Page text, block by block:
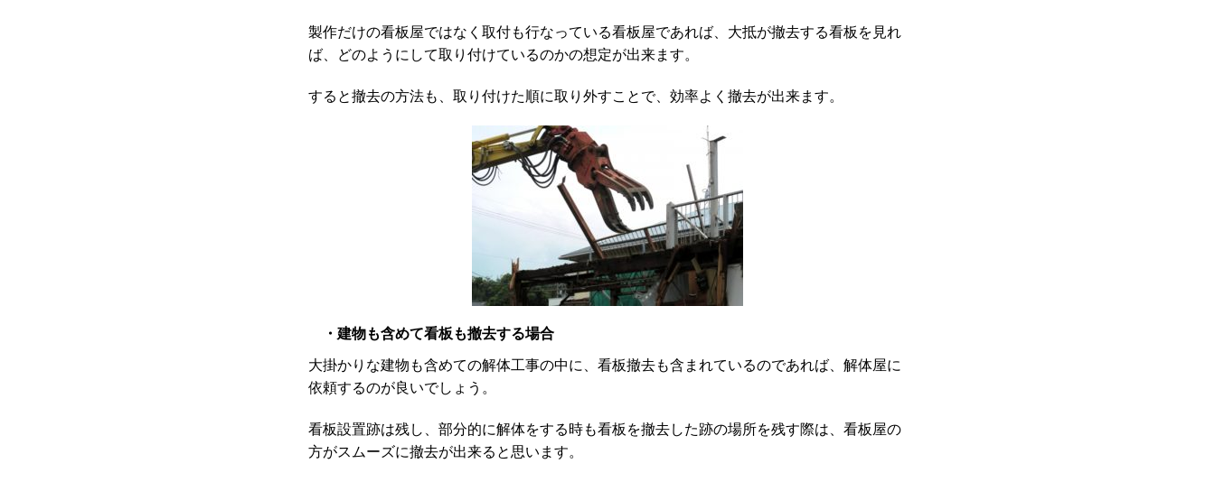
製作だけの看板屋ではなく取付も行なっている看板屋であれば、大抵が撤去する看板を見れ
ば、どのようにして取り付けているのかの想定が出来ます。
すると撤去の方法も、取り付けた順に取り外すことで、効率よく撤去が出来ます。
・建物も含めて看板も撤去する場合
大掛かりな建物も含めての解体工事の中に、看板撤去も含まれているのであれば、解体屋に
依頼するのが良いでしょう。
看板設置跡は残し、部分的に解体をする時も看板を撤去した跡の場所を残す際は、看板屋の
方がスムーズに撤去が出来ると思います。